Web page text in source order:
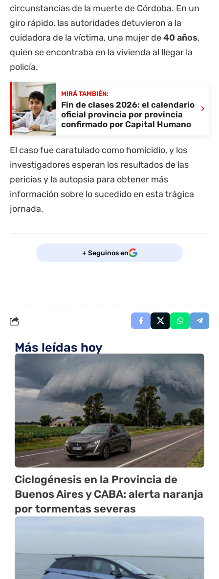
circunstancias de la muerte de Córdoba. En un
giro rápido, las autoridades detuvieron a la
cuidadora de la víctima, una mujer de40 años,
quien se encontraba en la vivienda al llegar la
policía.
MIRÁ TAMBIÉN:
Fin de clases 2026: el calendario
oficial provincia por provincia
confirmado por Capital Humano
›
El caso fue caratulado como homicidio, y los
investigadores esperan los resultados de las
pericias y la autopsia para obtener más
información sobre lo sucedido en esta trágica
jornada.
+ Seguinos en
Más leídas hoy
Ciclogénesis en la Provincia de
Buenos Aires y CABA: alerta naranja
por tormentas severas